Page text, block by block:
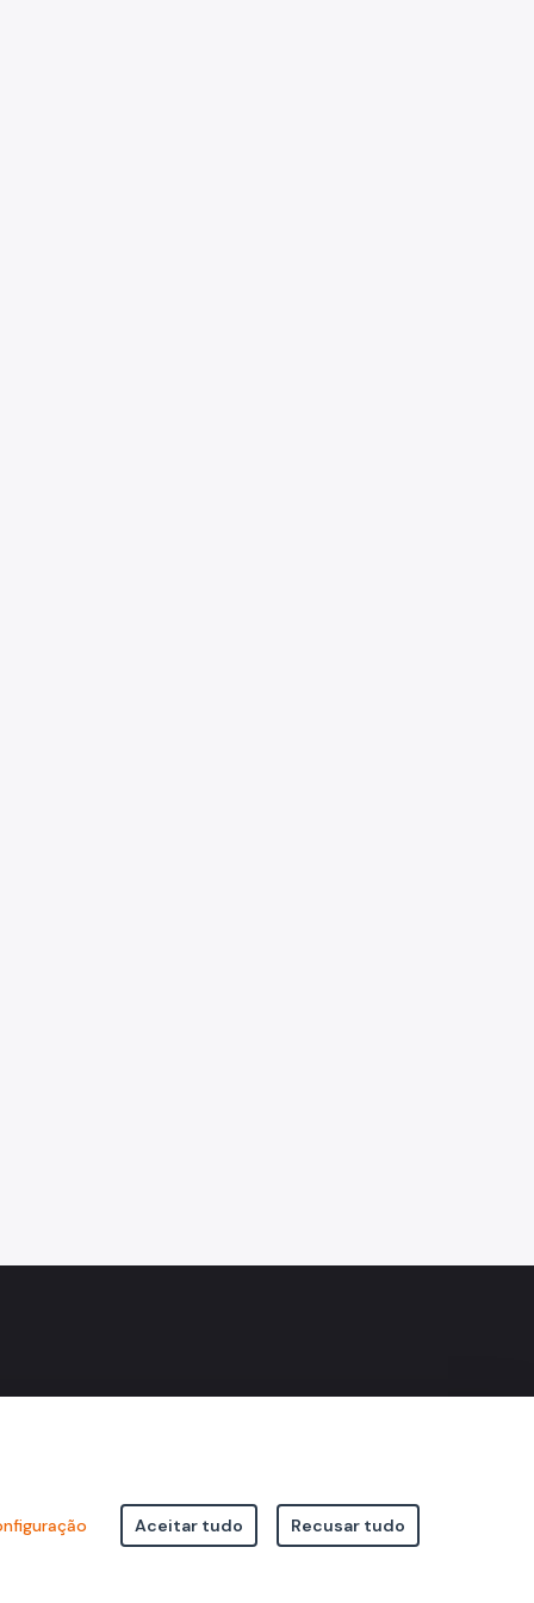
Aceitar tudo Recusar tudo